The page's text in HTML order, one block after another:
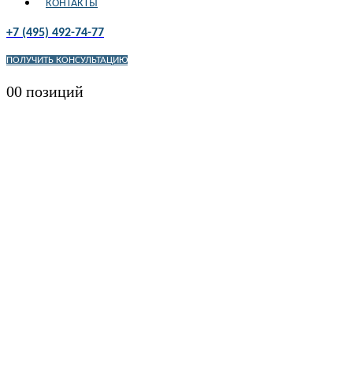
КОНТАКТЫ
+7 (495) 492-74-77
ПОЛУЧИТЬ КОНСУЛЬТАЦИЮ
00 позиций